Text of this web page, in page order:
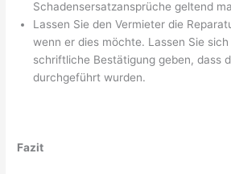
Schadensersatzansprüche geltend
Lassen Sie den Vermieter die
wenn er dies möchte. Lassen Sie
schriftliche Bestätigung geben, dass
durchgeführt wurden.
Fazit